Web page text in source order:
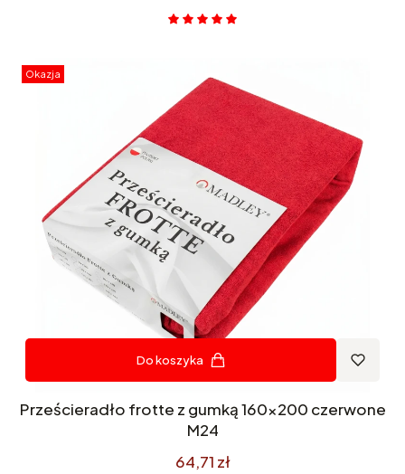
Okazja
Do koszyka
Prześcieradło frotte z gumką 160x200 czerwone
M24
64,71 zł